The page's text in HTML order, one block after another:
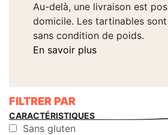
Au-delà, une livraison est
domicile. Les tartinables
sans condition de poids.
En savoir plus
FILTRER PAR
CARACTÉRISTIQUES
Sans gluten